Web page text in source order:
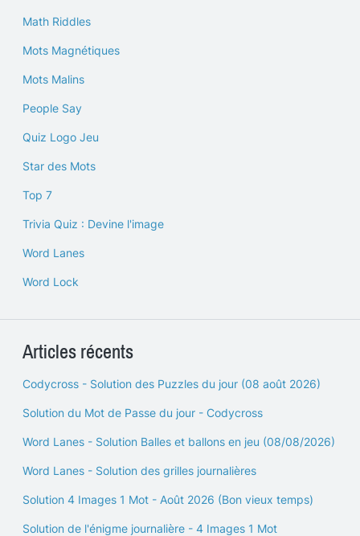
Math Riddles
Mots Magnétiques
Mots Malins
People Say
Quiz Logo Jeu
Star des Mots
Top 7
Trivia Quiz : Devine l'image
Word Lanes
Word Lock
Articles récents
Codycross - Solution des Puzzles du jour (08 août 2026)
Solution du Mot de Passe du jour - Codycross
Word Lanes - Solution Balles et ballons en jeu (08/08/2026)
Word Lanes - Solution des grilles journalières
Solution 4 Images 1 Mot - Août 2026 (Bon vieux temps)
Solution de l'énigme journalière - 4 Images 1 Mot